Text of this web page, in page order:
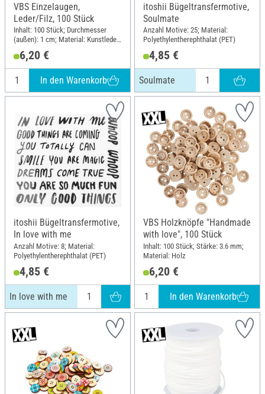
VBS Einzelaugen,
Leder/Filz, 100 Stück
Inhalt: 100 Stück; Durchmesser
(außen): 1 cm; Material: Kunstleder,
Filz
6,20 €
In den Warenkorb
itoshii Bügeltransfermotive,
Soulmate
Anzahl Motive: 25; Material:
Polyethylentherephthalat (PET)
4,85 €
Soulmate
itoshii Bügeltransfermotive,
In love with me
Anzahl Motive: 8; Material:
Polyethylentherephthalat (PET)
4,85 €
In love with me
VBS Holzknöpfe "Handmade
with love", 100 Stück
Inhalt: 100 Stück; Stärke: 3.6 mm;
Material: Holz
6,20 €
In den Warenkorb